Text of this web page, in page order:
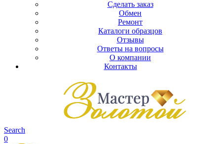
Сделать заказ
Обмен
Ремонт
Каталоги образцов
Отзывы
Ответы на вопросы
О компании
Контакты
Search
0